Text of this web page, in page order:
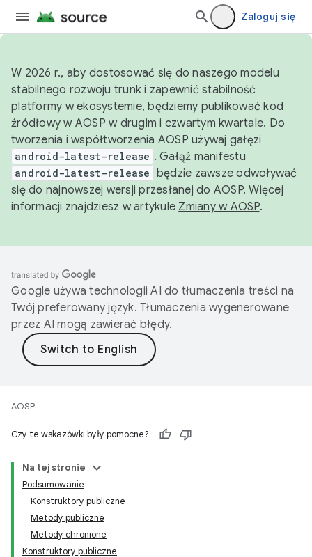
Zaloguj się
W 2026 r., aby dostosować się do naszego modelu
stabilnego rozwoju trunk i zapewnić stabilność
platformy w ekosystemie, będziemy publikować kod
źródłowy w AOSP w drugim i czwartym kwartale. Do
tworzenia i współtworzenia AOSP używaj gałęzi
android-latest-release . Gałąź manifestu
android-latest-release będzie zawsze odwoływać
się do najnowszej wersji przesłanej do AOSP. Więcej
informacji znajdziesz w artykule Zmiany w AOSP.
Google używa technologii AI do tłumaczenia treści na
Twój preferowany język. Tłumaczenia wygenerowane
przez AI mogą zawierać błędy.
AOSP
Czy te wskazówki były pomocne?
Na tej stronie
Podsumowanie
Konstruktory publiczne
Metody publiczne
Metody chronione
Konstruktory publiczne